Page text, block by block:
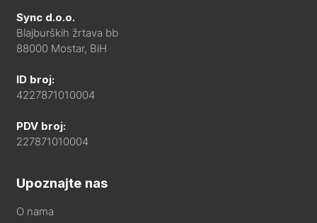
Sync d.o.o.
Blajburških žrtava bb
88000 Mostar, BiH
ID broj:
4227871010004
PDV broj:
227871010004
Upoznajte nas
O nama